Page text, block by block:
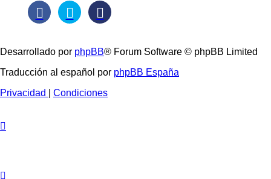
Desarrollado por phpBB® Forum Software © phpBB Limited
Traducción al español por phpBB España
Privacidad
Condiciones